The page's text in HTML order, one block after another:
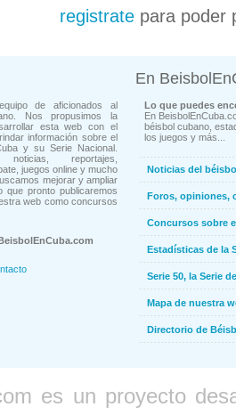
registrate para poder
de aficionados al
Nos propusimos la
esta web con el
información sobre el
y su Serie Nacional.
noticias, reportajes,
juegos online y mucho
mejorar y ampliar
pronto publicaremos
web como concursos
En
Lo que puedes
En
béisbol cubano,
los juegos y más...
Noticias del
Foros, opiniones,
Concursos sobre
Estadísticas de la
Serie 50, la Serie
Mapa de nuestra
Directorio de
es un proyecto